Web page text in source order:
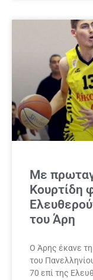
Με
Κουρτίδη
του Άρη
Ο Άρης έκανε τη
του
70 επί της